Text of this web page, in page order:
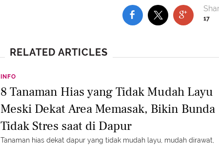
17
RELATED ARTICLES
INFO
8 Tanaman Hias yang Tidak Mudah Layu
Meski Dekat Area Memasak, Bikin Bunda
Tidak Stres saat di Dapur
Tanaman hias dekat dapur yang tidak mudah layu, mudah dirawat,